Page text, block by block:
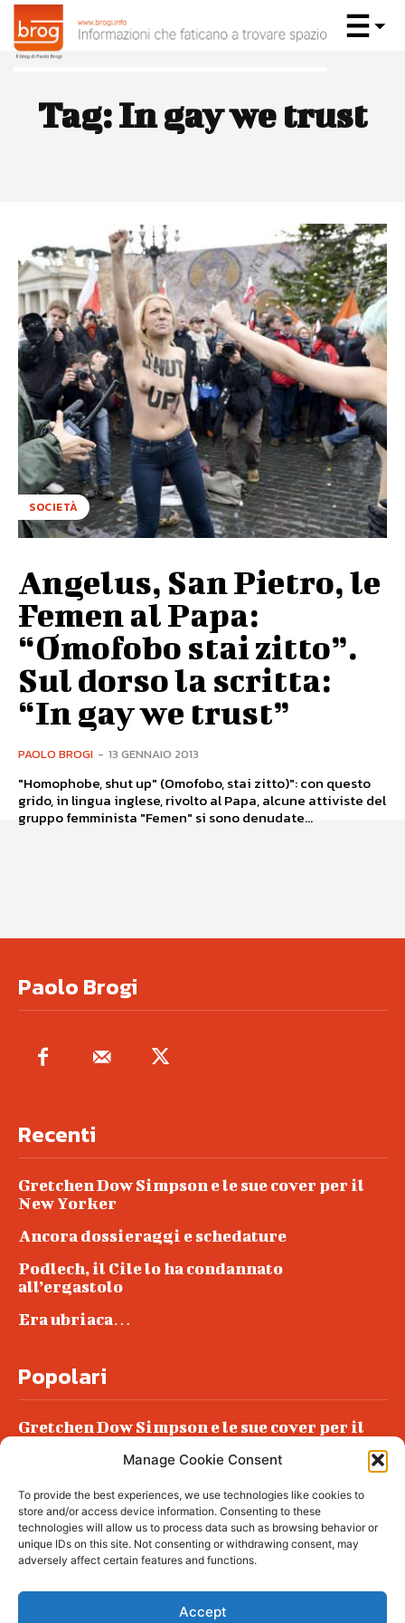
Manage Cookie Consent
To provide the best experiences, we use technologies like cookies to
store and/or access device information. Consenting to these
technologies will allow us to process data such as browsing behavior or
unique IDs on this site. Not consenting or withdrawing consent, may
adversely affect certain features and functions.
Accept
Tag:In gay we trust
SOCIETÀ
Angelus, San Pietro, le
Femen al Papa:
“Omofobo stai zitto”.
Sul dorso la scritta:
“In gay we trust”
PAOLO BROGI - 13 GENNAIO 2013
"Homophobe, shut up" (Omofobo, stai zitto)": con questo
grido, in lingua inglese, rivolto al Papa, alcune attiviste del
gruppo femminista "Femen" si sono denudate...
Paolo Brogi
Recenti
Gretchen Dow Simpson e le sue cover per il
New Yorker
Ancora dossieraggi e schedature
Podlech, il Cile lo ha condannato
all’ergastolo
Era ubriaca…
Popolari
Gretchen Dow Simpson e le sue cover per il
Podlech, il Cile lo ha condannato
all’ergastolo
Era ubriaca…